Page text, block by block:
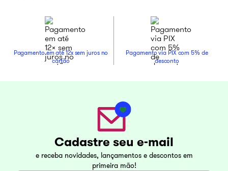
Pagamento em até 12x sem juros no
cartão
Pagamento via PIX com 5% de
desconto
Cadastre seu e-mail
e receba novidades, lançamentos e descontos em
primeira mão!